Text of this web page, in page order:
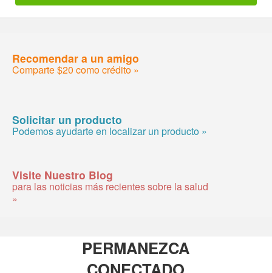
Recomendar a un amigo
Comparte $20 como crédito »
Solicitar un producto
Podemos ayudarte en localizar un producto »
Visite Nuestro Blog
para las noticias más recientes sobre la salud
»
PERMANEZCA